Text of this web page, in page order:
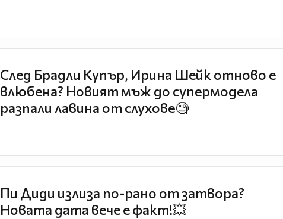
След Брадли Купър, Ирина Шейк отново е
влюбена? Новият мъж до супермодела
разпали лавина от слухове🧐
Пи Диди излиза по-рано от затвора?
Новата дата вече е факт!💥